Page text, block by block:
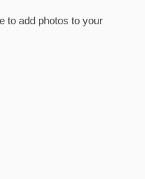
to add photos to your